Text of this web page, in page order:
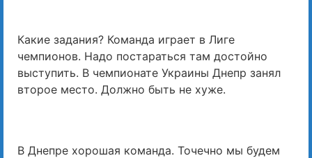
Какие задания? Команда играет в Лиге
чемпионов. Надо постараться там достойно
выступить. В чемпионате Украины Днепр занял
второе место. Должно быть не хуже.
В Днепре хорошая команда. Точечно мы будем